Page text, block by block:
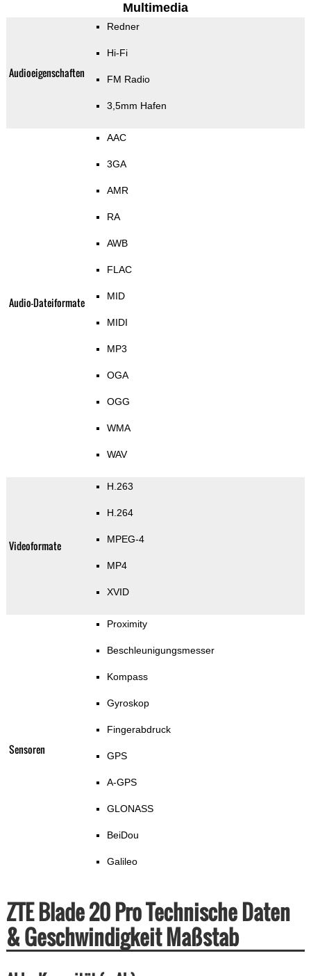
Multimedia
Audioeigenschaften
Redner
Hi-Fi
FM Radio
3,5mm Hafen
Audio-Dateiformate
AAC
3GA
AMR
RA
AWB
FLAC
MID
MIDI
MP3
OGA
OGG
WMA
WAV
Videoformate
H.263
H.264
MPEG-4
MP4
XVID
Sensoren
Proximity
Beschleunigungsmesser
Kompass
Gyroskop
Fingerabdruck
GPS
A-GPS
GLONASS
BeiDou
Galileo
ZTE Blade 20 Pro Technische Daten
& Geschwindigkeit Maßstab